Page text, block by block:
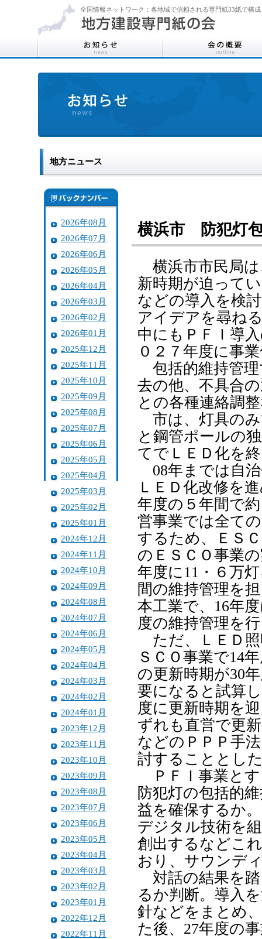
全国情報ネットワーク：各地域で信頼される専門紙33紙で構成
地方ニュース
2026年08月
2026年07月
2026年06月
2026年05月
2026年04月
2026年03月
2026年02月
2026年01月
2025年12月
2025年11月
2025年10月
2025年09月
2025年08月
2025年07月
2025年06月
2025年05月
2025年04月
2025年03月
2025年02月
2025年01月
2024年12月
2024年11月
2024年10月
2024年09月
2024年08月
2024年07月
2024年06月
2024年05月
2024年04月
2024年03月
2024年02月
2024年01月
2023年12月
2023年11月
2023年10月
2023年09月
2023年08月
2023年07月
2023年06月
2023年05月
2023年04月
2023年03月
2023年02月
2023年01月
2022年12月
2022年11月
横浜市 防犯灯
横浜市市民局は
新時期が迫って
などの導入を検
アイデアを尋ね
中にもＰＦＩ導
０２７年度に事
包括的維持管理
去の他、不具合
との各種連絡調
市は、灯具のみ
と鋼管ポールの
てでＬＥＤ化を
08年までは自
ＬＥＤ化改修を
年度の５年間で
営事業では全て
するため、ＥＳ
のＥＳＣＯ事業
年度に11・６万
間の維持管理を
本工業で、16年
度の維持管理を
ただ、ＬＥＤ照
ＳＣＯ事業で14
の更新時期が30
要になると試算
度に更新時期を
ずれも直営で更
などのＰＰＰ手
討することとし
ＰＦＩ事業とす
防犯灯の包括的
益を確保するか
デジタル技術を
創出するなどこ
おり、サウンデ
対話の結果を踏
るか判断。導入
針などをまとめ
た後、27年度の